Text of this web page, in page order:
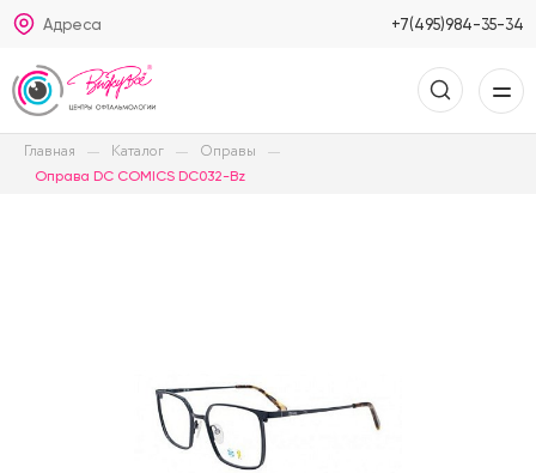
Адреса +7(495)984-35-34
Главная Каталог Оправы
Оправа DC COMICS DC032-Bz